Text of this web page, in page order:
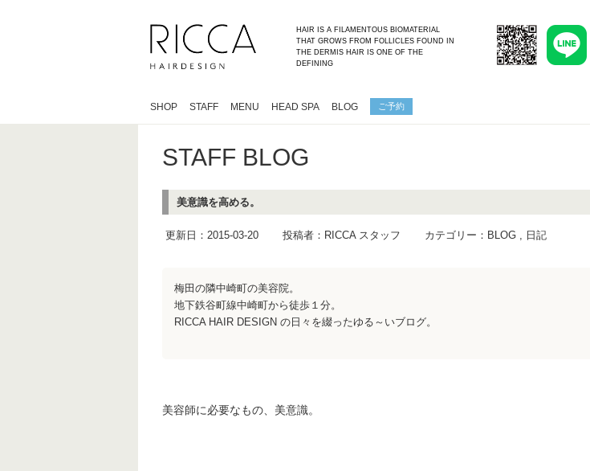
HAIR IS A FILAMENTOUS BIOMATERIAL
THAT GROWS FROM FOLLICLES FOUND IN
THE DERMIS HAIR IS ONE OF THE
DEFINING
SHOP STAFF MENU HEAD SPA BLOG ご予約
STAFF BLOG
美意識を高める。
更新日：2015-03-20 投稿者：RICCA スタッフ カテゴリー： BLOG , 日記
梅田の隣中崎町の美容院。
地下鉄谷町線中崎町から徒歩１分。
RICCA HAIR DESIGN の日々を綴ったゆる～いブログ。
美容師に必要なもの、美意識。